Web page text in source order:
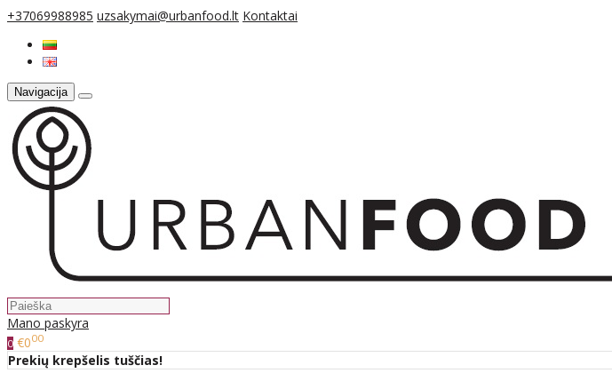
+37069988985 uzsakymai@urbanfood.lt Kontaktai
Navigacija
Mano paskyra
0 €000
Prekių krepšelis tuščias!